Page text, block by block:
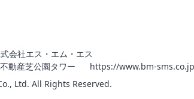
会社エス・エム・エス
動産芝公園タワー
https://www.bm-
Ltd. All Rights Reserved.